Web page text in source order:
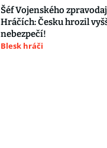
Šéf Vojenského
Hráčích: Česku hrozil
nebezpečí!
Blesk hráči